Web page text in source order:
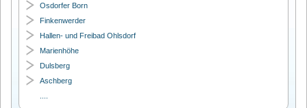
Osdorfer Born
Finkenwerder
Hallen- und Freibad Ohlsdorf
Marienhöhe
Dulsberg
Aschberg